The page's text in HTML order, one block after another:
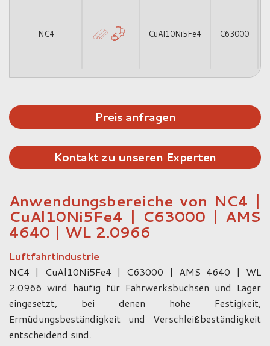
NC4 CuAl10Ni5Fe4 C63000
Preis anfragen
Kontakt zu unseren Experten
Anwendungsbereiche von NC4 |
CuAl10Ni5Fe4 | C63000 | AMS
4640 | WL 2.0966
Luftfahrtindustrie
NC4 | CuAl10Ni5Fe4 | C63000 | AMS 4640 | WL
2.0966 wird häufig für Fahrwerksbuchsen und Lager
eingesetzt, bei denen hohe Festigkeit,
Ermüdungsbeständigkeit und Verschleißbeständigkeit
entscheidend sind.